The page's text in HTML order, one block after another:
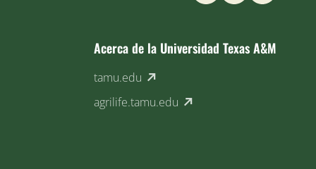
Acerca de la Universidad Texas A&M
tamu.edu (external link)
agrilife.tamu.edu (external link)